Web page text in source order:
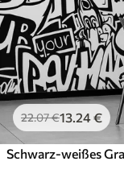
22.07€13 .24€
Schwarz-weißes